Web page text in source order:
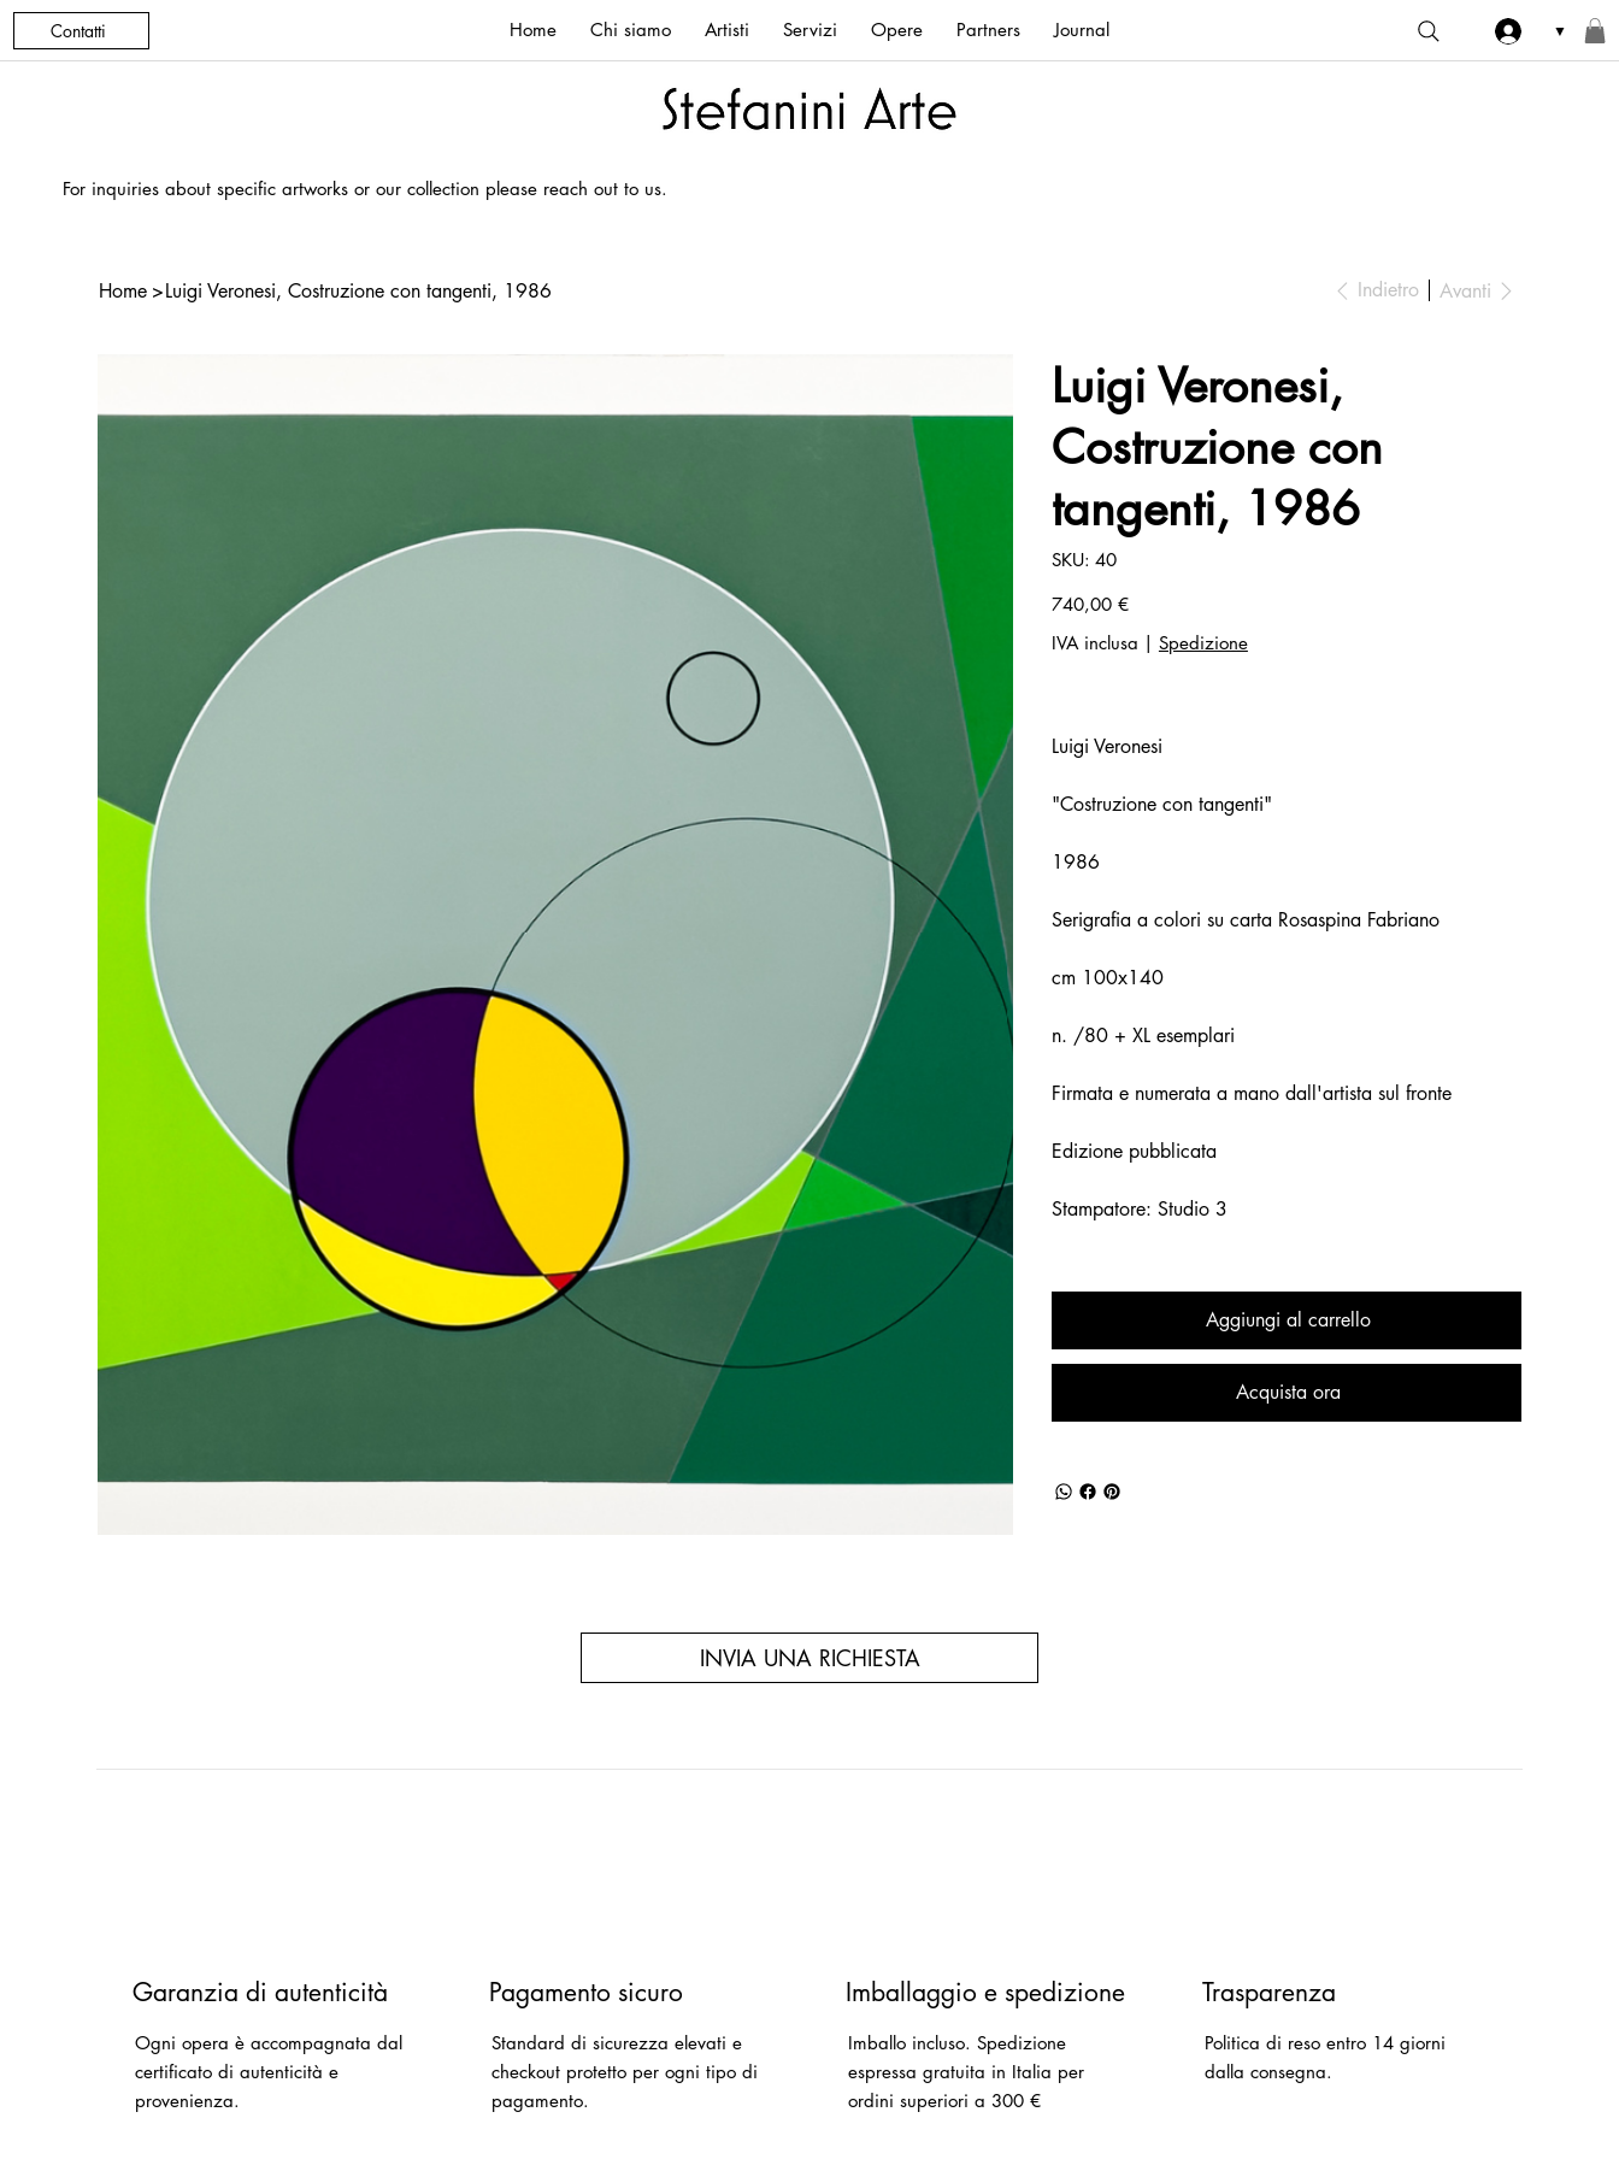
Contatti Home Chi siamo Artisti Servizi Opere Partners Journal ▼
For inquiries about specific artworks or our collection please reach out to us.
Home >Luigi Veronesi, Costruzione con tangenti, 1986 Indietro Avanti
Luigi Veronesi,
Costruzione con
tangenti, 1986
SKU:
SKU
40
40
Prezzo
740,00 €
IVA inclusa | Spedizione
Luigi Veronesi
"Costruzione con tangenti"
1986
Serigrafia a colori su carta Rosaspina Fabriano
cm 100x140
n. /80 + XL esemplari
Firmata e numerata a mano dall'artista sul fronte
Edizione pubblicata
Stampatore: Studio 3
Aggiungi al carrello
Acquista ora
INVIA UNA RICHIESTA
Garanzia di autenticità
Ogni opera è accompagnata dal
certificato di autenticità e
provenienza.
Pagamento sicuro
Standard di sicurezza elevati e
checkout protetto per ogni tipo di
pagamento.
Imballaggio e spedizione
Imballo incluso.Spedizione
espressa gratuita in Italia per
ordini superiori a 300 €
Trasparenza
Politica di reso entro 14 giorni
dalla consegna.